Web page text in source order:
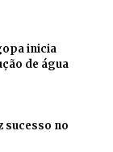
inicia
de água
sucesso no